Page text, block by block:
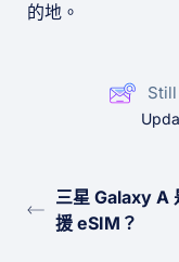
的地。
三星 Galaxy A
援 eSIM？